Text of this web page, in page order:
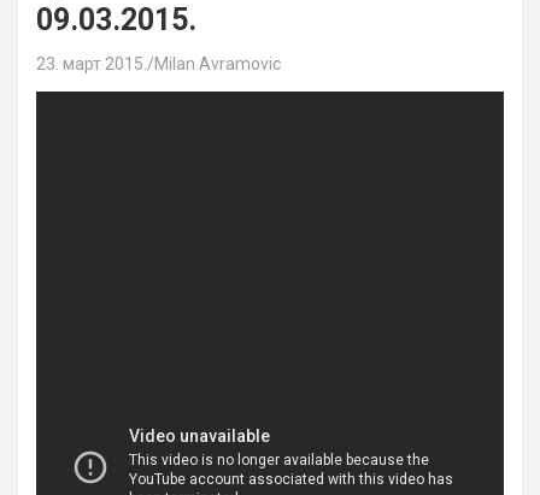
09.03.2015.
23. март 2015. Milan Avramovic